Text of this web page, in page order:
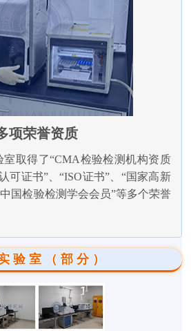
项荣誉资质
取得了“CMA检验检测机构资质
可证书”、“ISO证书”、“国家高新
国检验检测学会会员”等多个荣誉
验室（部分）